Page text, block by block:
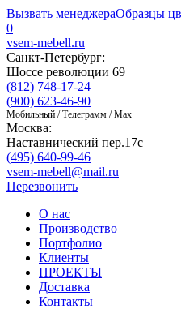
Вызвать менеджераОбразцы
0
vsem-mebell.ru
Санкт-Петербург:
Шоссе революции 69
(812) 748-17-24
(900) 623-46-90
Мобильный / Телеграмм / Max
Москва:
Наставнический пер.17с
(495) 640-99-46
vsem-mebell@mail.ru
Перезвонить
О нас
Производство
Портфолио
Клиенты
ПРОЕКТЫ
Доставка
Контакты